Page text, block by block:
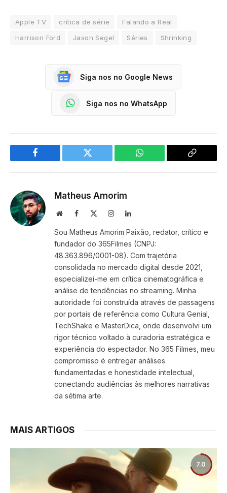
Apple TV crítica de série
Falando a Real
Harrison Ford
Jason Segel Séries Shrinking
Siga nos no Google News
Siga nos no WhatsApp
Facebook Twitter WhatsApp
Copy
Matheus Amorim
WebsiteFacebook InstagramLinkedIn
Sou Matheus Amorim Paixão, redator, crítico e
fundador do 365Filmes (CNPJ:
48.363.896/0001-08). Com trajetória
consolidada no mercado digital desde 2021,
especializei-me em crítica cinematográfica e
análise de tendências no streaming. Minha
autoridade foi construída através de passagens
por portais de referência como Cultura Genial,
TechShake e MasterDica, onde desenvolvi um
rigor técnico voltado à curadoria estratégica e
experiência do espectador. No 365 Filmes, meu
compromisso é entregar análises
fundamentadas e honestidade intelectual,
conectando audiências às melhores narrativas
da sétima arte.
MAIS ARTIGOS
7.0